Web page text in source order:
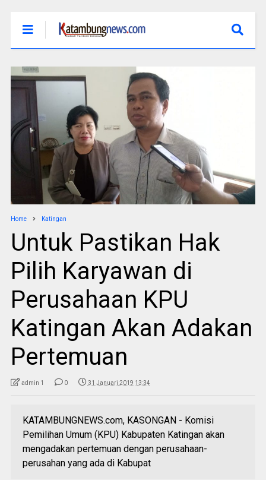
Home Katingan
Untuk Pastikan Hak
Pilih Karyawan di
Perusahaan KPU
Katingan Akan Adakan
Pertemuan
admin 1 0 31 Januari 2019 13:34
KATAMBUNGNEWS.com, KASONGAN - Komisi
Pemilihan Umum (KPU) Kabupaten Katingan akan
mengadakan pertemuan dengan perusahaan-
perusahan yang ada di Kabupat